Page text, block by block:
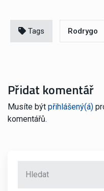
Tags Rodrygo
Přidat komentář
Musíte být přihlášený(á)
komentářů.